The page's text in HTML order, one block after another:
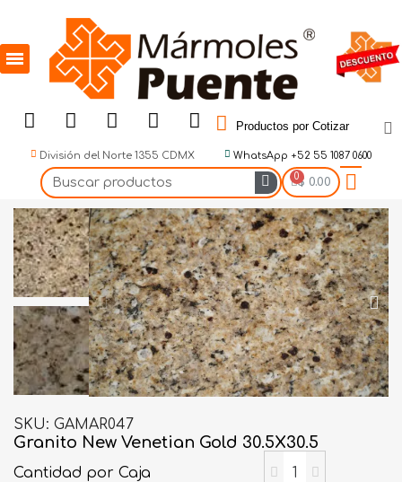
Productos por Cotizar
División del Norte 1355 CDMX WhatsApp +52 55 1087 0600
$ 0.00
SKU GAMAR047
Granito New Venetian Gold 30.5X30.5
Cantidad por Caja